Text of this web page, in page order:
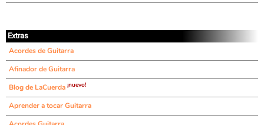
Extras
Acordes de Guitarra
Afinador de Guitarra
Blog de LaCuerda ¡nuevo!
Aprender a tocar Guitarra